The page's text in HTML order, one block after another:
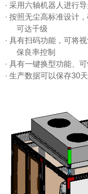
· 采用六轴机器人进行
· 按照无尘高标准设计
可达千级
· 具有扫码功能，可将
保良率控制
· 具有一键换型功能、
· 生产数据可以保存30